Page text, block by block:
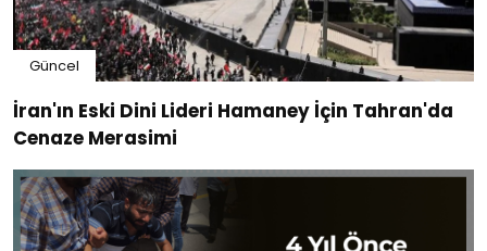
Güncel
İran'ın Eski Dini Lideri Hamaney İçin Tahran'da
Cenaze Merasimi